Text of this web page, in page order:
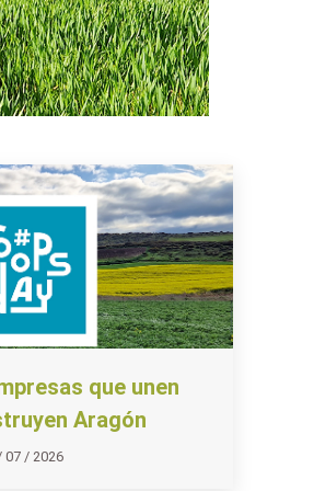
que unen
Aragón
07 / 2026